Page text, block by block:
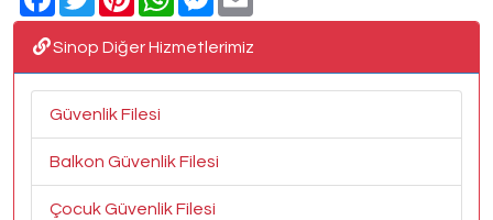
Sinop Diğer Hizmetlerimiz
Güvenlik Filesi
Balkon Güvenlik Filesi
Çocuk Güvenlik Filesi